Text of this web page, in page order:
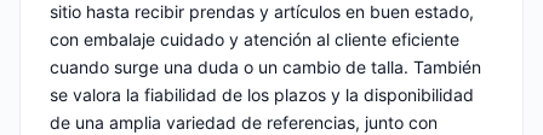
sitio hasta recibir prendas y artículos en buen estado,
con embalaje cuidado y atención al cliente eficiente
cuando surge una duda o un cambio de talla. También
se valora la fiabilidad de los plazos y la disponibilidad
de una amplia variedad de referencias, junto con